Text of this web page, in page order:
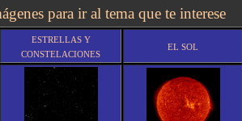
para ir al tema que te interese
ESTRELLAS Y
CONSTELACIONES
EL SOL